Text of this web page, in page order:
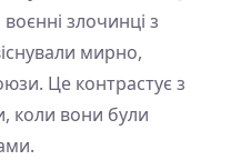
злочинці з
мирно,
Це контрастує з
коли вони були